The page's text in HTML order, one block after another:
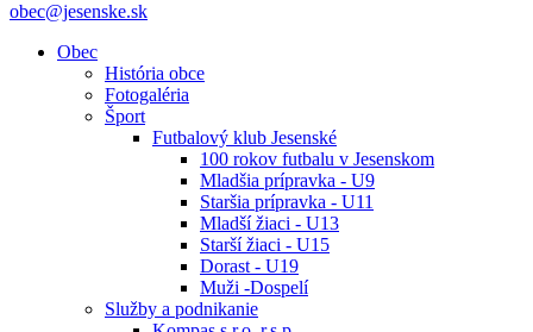
obec@jesenske.sk
Obec
História obce
Fotogaléria
Šport
Futbalový klub Jesenské
100 rokov futbalu v Jesenskom
Mladšia prípravka - U9
Staršia prípravka - U11
Mladší žiaci - U13
Starší žiaci - U15
Dorast - U19
Muži -Dospelí
Služby a podnikanie